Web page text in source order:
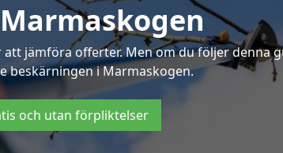
jämföra offerter. Men om du följer denna
beskärningen i Marmaskogen.
och utan förpliktelser